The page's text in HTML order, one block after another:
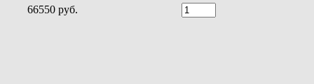
66550 руб.